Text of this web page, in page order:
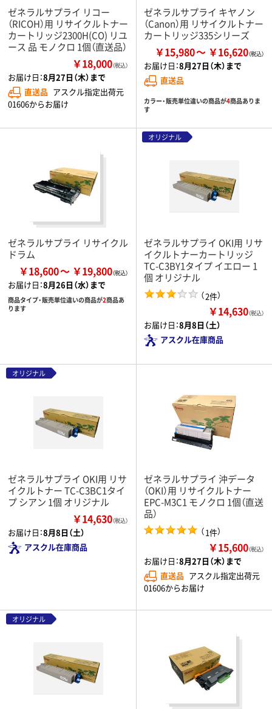
ゼネラルサプライ リコー
（RICOH）用 リサイクルトナー
カートリッジ2300H(CO) リユ
ース 品 モノクロ 1個（直送品）
￥18,000（税込）
お届け日：8月27日（木）まで
直送品 アスクル指定出荷元
01606からお届け
ゼネラルサプライ キヤノン
（Canon）用 リサイクルトナー
カートリッジ335シリーズ
￥15,980 ￥16,620
お届け日：8月27日（木）まで
直送品
カラー・販売単位違いの商品が4商品ありま
す
ゼネラルサプライ リサイクル
ドラム
￥18,600 ￥19,800
お届け日：8月26日（水）まで
商品タイプ・販売単位違いの商品が2商品あ
ります
オリジナル
ゼネラルサプライ OKI用 リサ
イクルトナーカートリッジ
TC-C3BY1タイプ イエロー 1
個 オリジナル
（2件）
￥14,630（税込）
お届け日：8月8日（土）
アスクル在庫商品
オリジナル
ゼネラルサプライ OKI用 リサ
イクルトナー TC-C3BC1タイ
プ シアン 1個 オリジナル
￥14,630（税込）
お届け日：8月8日（土）
アスクル在庫商品
ゼネラルサプライ 沖データ
（OKI）用 リサイクルトナー
EPC-M3C1 モノクロ 1個（直送
品）
（1件）
￥15,600（税込）
お届け日：8月27日（木）まで
直送品 アスクル指定出荷元
01606からお届け
オリジナル